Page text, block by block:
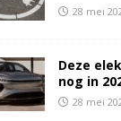
28 mei
Deze
nog in
28 mei